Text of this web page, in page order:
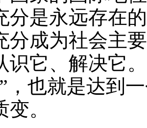
分是永远存在
分成为社会主
识它、解决它
，也就是达到
。